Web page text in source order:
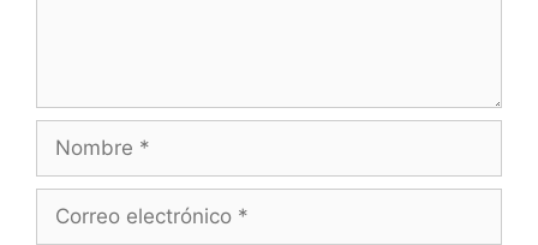
electrónico